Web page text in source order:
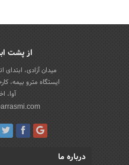
از پشت
میدان آزادی،
ایستگاه مترو بیمه،
آوا،
درباره ما